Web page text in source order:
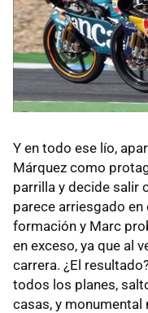
Y en todo ese lío,
Márquez como
parrilla y decide salir
parece arriesgado
formación y Marc
en exceso, ya que al
carrera. ¿El
todos los planes,
casas, y monumental